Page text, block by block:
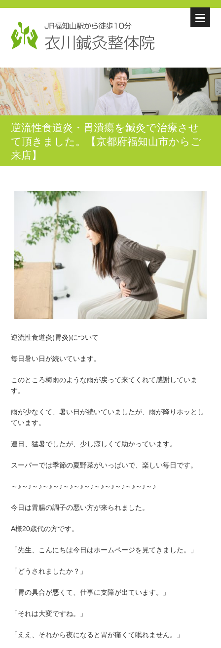
逆流性食道炎・胃潰瘍を鍼灸で治療させ
て頂きました。【京都府福知山市からご
来店】
逆流性食道炎(胃炎)について
毎日暑い日が続いています。
このところ梅雨のような雨が戻って来てくれて感謝していま
す。
雨が少なくて、暑い日が続いていましたが、雨が降りホッとし
ています。
連日、猛暑でしたが、少し涼しくて助かっています。
スーパーでは季節の夏野菜がいっぱいで、楽しい毎日です。
～♪～♪～♪～♪～♪～♪～♪～♪～♪～♪～♪～♪～♪～♪
今日は胃腸の調子の悪い方が来られました。
A様20歳代の方です。
「先生、こんにちは今日はホームページを見てきました。」
「どうされましたか？」
「胃の具合が悪くて、仕事に支障が出ています。」
「それは大変ですね。」
「ええ、それから夜になると胃が痛くて眠れません。」